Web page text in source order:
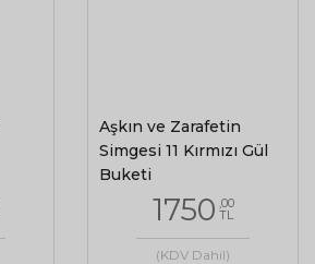
Aşkın ve Zarafetin
Simgesi 11 Kırmızı Gül
Buketi
1750 ,00
TL
(KDV Dahil)